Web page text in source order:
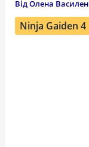
ВідОлена
Ninja Gaiden 4